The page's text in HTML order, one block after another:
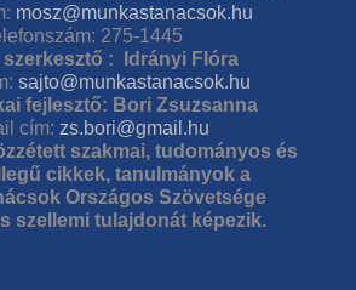
mosz@munkastanacsok.hu
275-1445
szerkesztő : Idrányi Flóra
sajto@munkastanacsok.hu
fejlesztő: Bori Zsuzsanna
cím: zs.bori@gmail.hu
szakmai, tudományos és
cikkek, tanulmányok a
Országos Szövetsége
szellemi tulajdonát képezik.